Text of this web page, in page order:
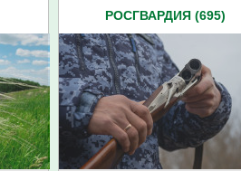
РОСГВАРДИЯ (695)